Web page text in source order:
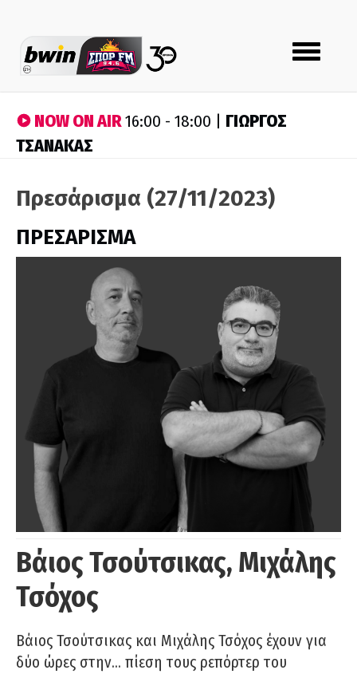
Toggle
navigation
NOW ON AIR16:00 - 18:00 | ΓΙΩΡΓΟΣ
ΤΣΑΝΑΚΑΣ
Πρεσάρισμα (27/11/2023)
ΠΡΕΣΑΡΙΣΜΑ
Βάιος Τσούτσικας, Μιχάλης
Τσόχος
Βάιος Τσούτσικας και Μιχάλης Τσόχος έχουν για
δύο ώρες στην… πίεση τους ρεπόρτερ του